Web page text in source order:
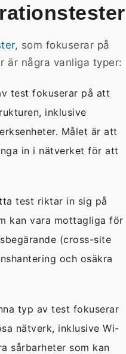
, som fokuserar på
är några vanliga typer:
test fokuserar på att
inklusive
Målet är att
in i nätverket för att
test riktar in sig på
kan vara mottagliga för
(cross-site
och osäkra
typ av test fokuserar
nätverk, inklusive Wi-
sårbarheter som kan